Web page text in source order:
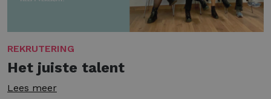
REKRUTERING
Het juiste talent
Lees meer